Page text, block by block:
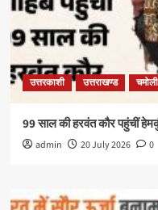
उत्तरकाशी उत्तराखण्ड चमोली
99 साल की हरवंत कौर पहुंचीं
admin 20 July 2026 0